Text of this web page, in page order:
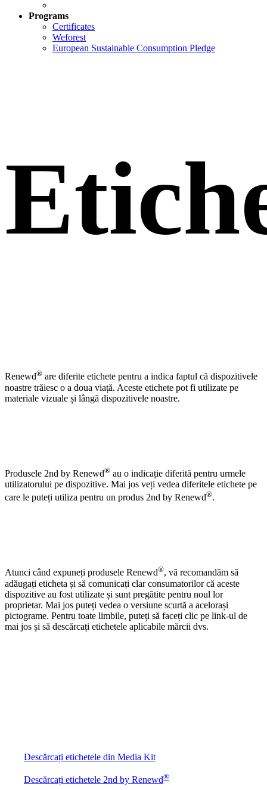
Programs
Certificates
Weforest
European Sustainable Consumption Pledge
Renewd® are diferite etichete pentru a indica faptul că dispozitivele
noastre trăiesc o a doua viață. Aceste etichete pot fi utilizate pe
materiale vizuale și lângă dispozitivele noastre.
Produsele 2nd by Renewd® au o indicație diferită pentru urmele
utilizatorului pe dispozitive. Mai jos veți vedea diferitele etichete pe
care le puteți utiliza pentru un produs 2nd by Renewd®.
Atunci când expuneți produsele Renewd®, vă recomandăm să
adăugați eticheta și să comunicați clar consumatorilor că aceste
dispozitive au fost utilizate și sunt pregătite pentru noul lor
proprietar. Mai jos puteți vedea o versiune scurtă a acelorași
pictograme. Pentru toate limbile, puteți să faceți clic pe link-ul de
mai jos și să descărcați etichetele aplicabile mărcii dvs.
Descărcați etichetele din Media Kit
Descărcați etichetele 2nd by Renewd®